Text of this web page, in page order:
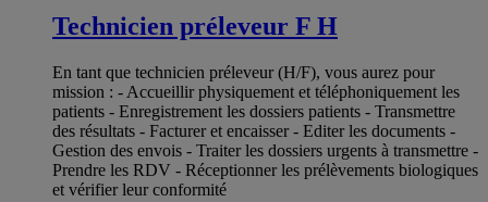
Technicien préleveur F H
En tant que technicien préleveur (H/F), vous aurez pour
mission : - Accueillir physiquement et téléphoniquement les
patients - Enregistrement les dossiers patients - Transmettre
des résultats - Facturer et encaisser - Editer les documents -
Gestion des envois - Traiter les dossiers urgents à transmettre -
Prendre les RDV - Réceptionner les prélèvements biologiques
et vérifier leur conformité